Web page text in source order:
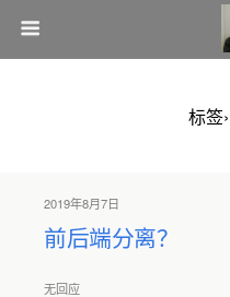
标签
2019年8月7日
前后端分离？
无回应